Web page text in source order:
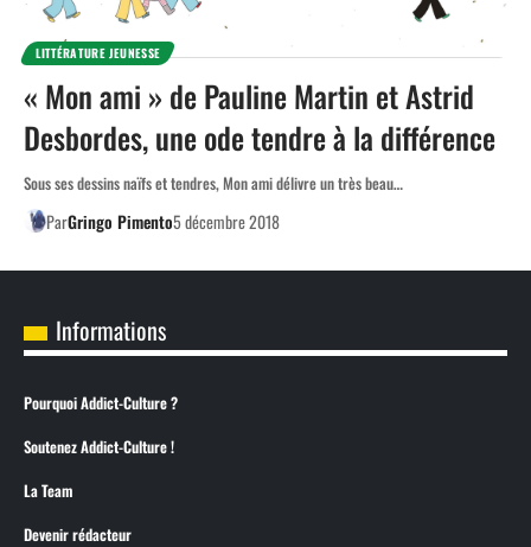
LITTÉRATURE JEUNESSE
« Mon ami » de Pauline Martin et Astrid
Desbordes, une ode tendre à la différence
Sous ses dessins naïfs et tendres, Mon ami délivre un très beau…
ParGringo Pimento5 décembre 2018
Informations
Pourquoi Addict-Culture ?
Soutenez Addict-Culture !
La Team
Devenir rédacteur